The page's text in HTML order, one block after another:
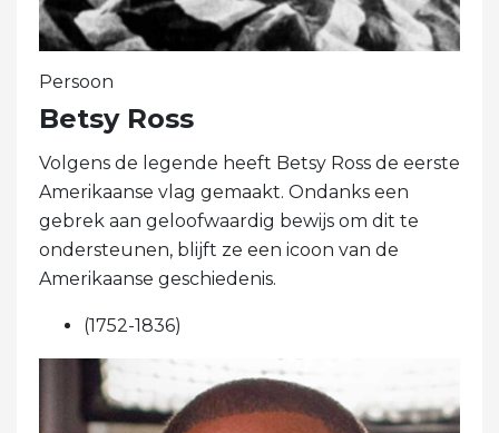
Persoon
Betsy Ross
Volgens de legende heeft Betsy Ross de eerste
Amerikaanse vlag gemaakt. Ondanks een
gebrek aan geloofwaardig bewijs om dit te
ondersteunen, blijft ze een icoon van de
Amerikaanse geschiedenis.
(1752-1836)